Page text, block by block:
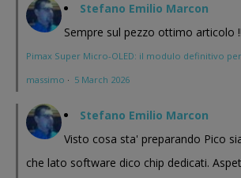
Stefano Emilio Marcon
Sempre sul pezzo ottimo articolo
Pimax Super Micro-OLED: il modulo definitivo
massimo · 5 March 2026
Stefano Emilio Marcon
Visto cosa sta' preparando Pico
che lato software dico chip dedicati.